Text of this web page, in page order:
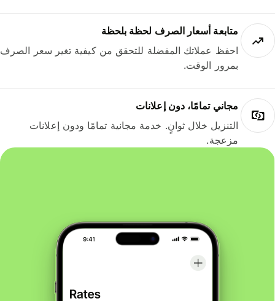
متابعة أسعار الصرف لحظة بلحظة
احفظ عملاتك المفضلة للتحقق من كيفية تغير سعر الصرف
بمرور الوقت.
مجاني تمامًا، دون إعلانات
التنزيل خلال ثوانٍ. خدمة مجانية تمامًا ودون إعلانات
مزعجة.